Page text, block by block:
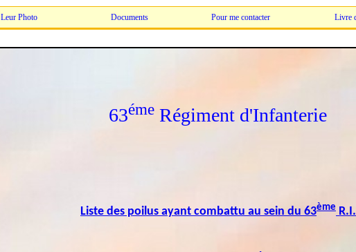
Leur Photo Documents Pour me contacter Livre
63éme Régiment d'Infanterie
Liste des poilus ayant combattu au sein du 63èmeR.I.